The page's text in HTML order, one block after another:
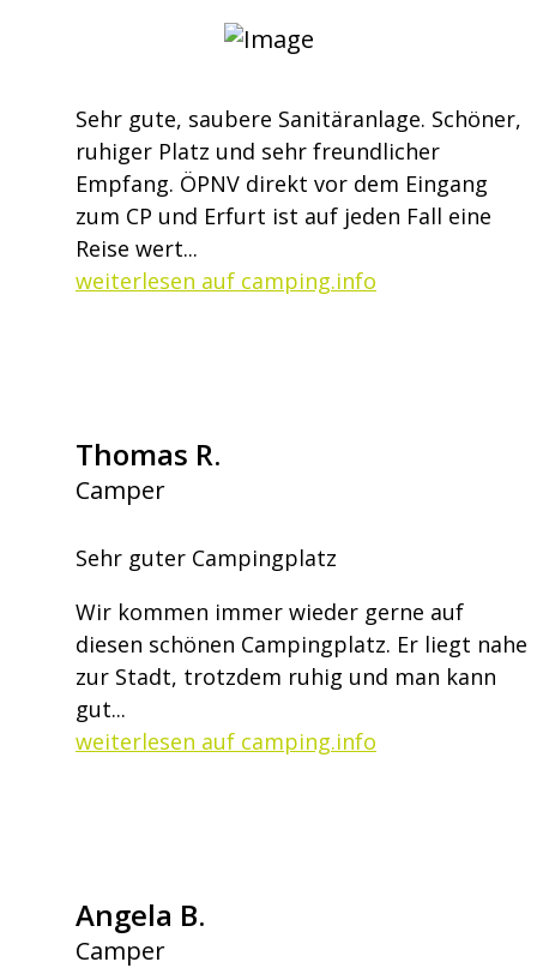
Sehr gute, saubere Sanitäranlage. Schöner,
ruhiger Platz und sehr freundlicher
Empfang. ÖPNV direkt vor dem Eingang
zum CP und Erfurt ist auf jeden Fall eine
Reise wert...
weiterlesen auf camping.info
Thomas R.
Camper
Sehr guter Campingplatz
Wir kommen immer wieder gerne auf
diesen schönen Campingplatz. Er liegt nahe
zur Stadt, trotzdem ruhig und man kann
gut...
weiterlesen auf camping.info
Angela B.
Camper